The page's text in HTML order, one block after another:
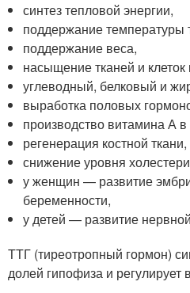
синтез тепловой энергии,
поддержание температуры
поддержание веса,
насыщение тканей и
углеводный, белковый и
выработка половых
производство витамина А в
регенерация костной ткани,
снижение уровня
у женщин — развитие
беременности,
у детей — развитие
ТТГ (тиреотропный гормон)
долей гипофиза и регулирует